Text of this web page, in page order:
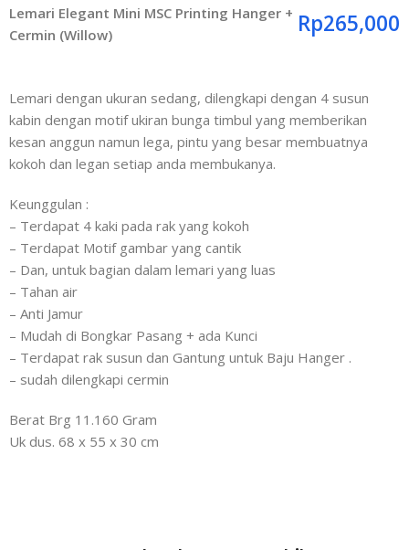
Lemari Elegant Mini MSC Printing Hanger +
Cermin (Willow)
Rp265,000
Lemari dengan ukuran sedang, dilengkapi dengan 4 susun
kabin dengan motif ukiran bunga timbul yang memberikan
kesan anggun namun lega, pintu yang besar membuatnya
kokoh dan legan setiap anda membukanya.
Keunggulan :
– Terdapat 4 kaki pada rak yang kokoh
– Terdapat Motif gambar yang cantik
– Dan, untuk bagian dalam lemari yang luas
– Tahan air
– Anti Jamur
– Mudah di Bongkar Pasang + ada Kunci
– Terdapat rak susun dan Gantung untuk Baju Hanger .
– sudah dilengkapi cermin
Berat Brg 11.160 Gram
Uk dus. 68 x 55 x 30 cm